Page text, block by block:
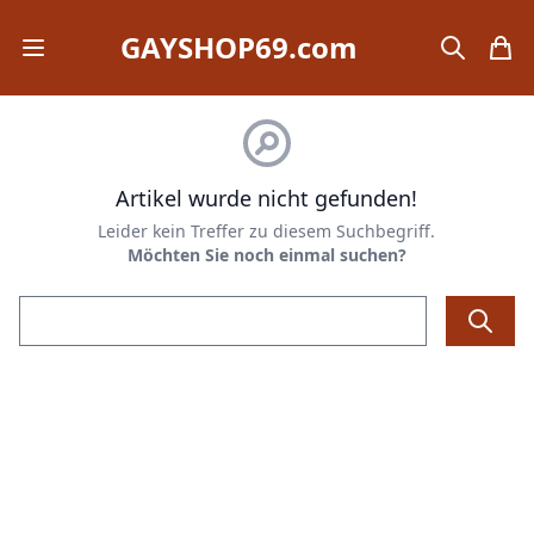
Open mobile menuGAYSHOP69.com search
Artikel wurde nicht gefunden!
Leider kein Treffer zu diesem Suchbegriff.
Möchten Sie noch einmal suchen?